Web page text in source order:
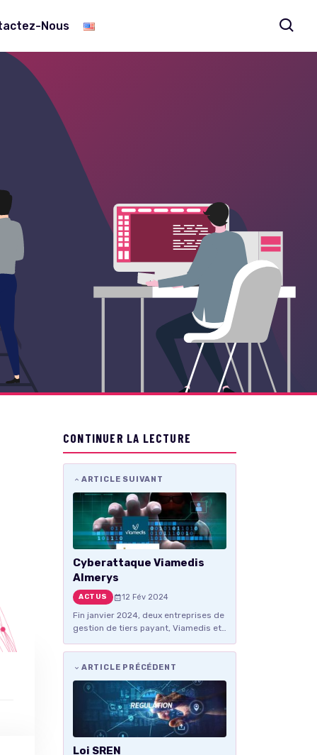
Nous
CONTINUER LA LECTURE
ARTICLE SUIVANT
Cyberattaque Viamedis
Almerys
ACTUS 12 Fév 2024
Fin janvier 2024, deux entreprises de
gestion de tiers payant, Viamedis et…
ARTICLE PRÉCÉDENT
Loi SREN